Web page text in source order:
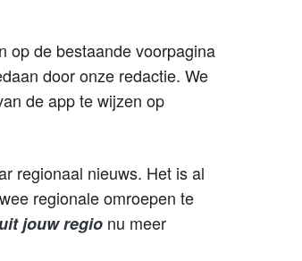
op de bestaande voorpagina
door onze redactie. We
de app te wijzen op
regionaal nieuws. Het is al
regionale omroepen te
jouw regio nu meer